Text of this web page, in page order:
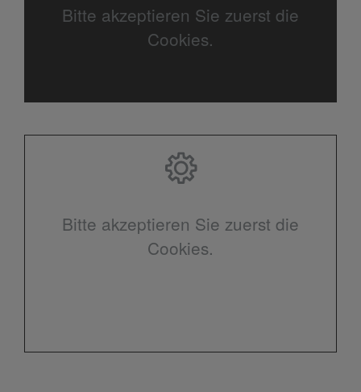
Bitte akzeptieren Sie zuerst die
Cookies.
Bitte akzeptieren Sie zuerst die
Cookies.